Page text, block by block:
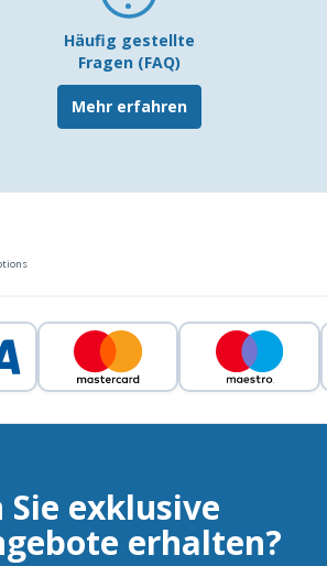
Häufig gestellte
Fragen (FAQ)
Mehr erfahren
exklusive
erhalten?